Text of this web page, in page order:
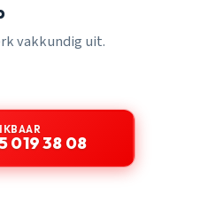
vakkundig uit.
019 38 08